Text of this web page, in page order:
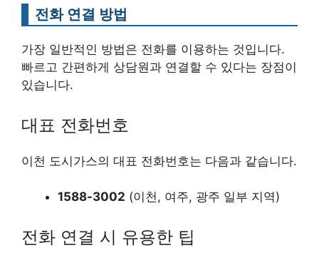
전화 연결 방법
가장 일반적인 방법은 전화를 이용하는 것입니다.
빠르고 간편하게 상담원과 연결할 수 있다는 장점이
있습니다.
대표 전화번호
이천 도시가스의 대표 전화번호는 다음과 같습니다.
1588-3002 (이천, 여주, 광주 일부 지역)
전화 연결 시 유용한 팁